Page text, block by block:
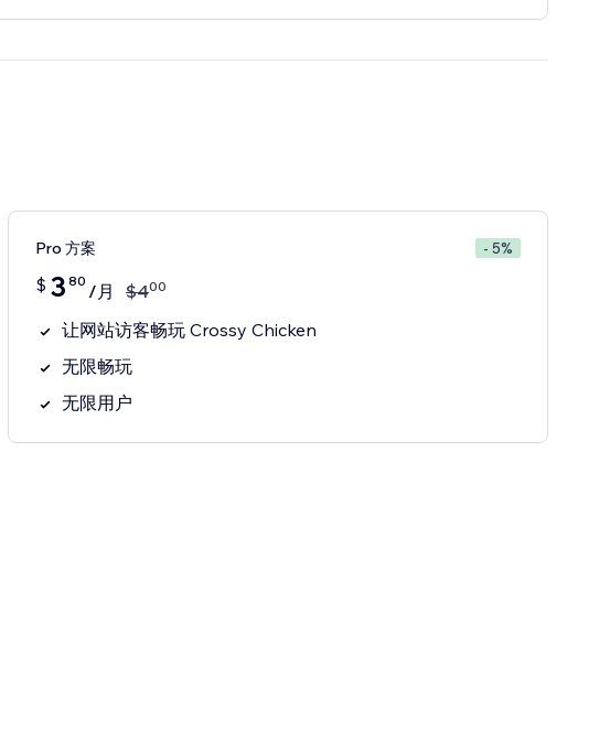
Pro 方案 - 5%
$ 3 80 /月 $400
让网站访客畅玩 Crossy Chicken
无限畅玩
无限用户